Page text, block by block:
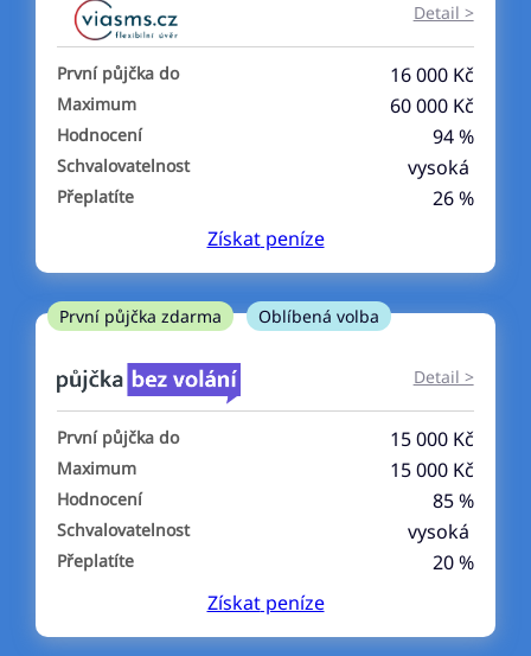
První půjčka zdarma
–
ano
ne
ano
ne
V exekuci
ano
ne
Po insolvenci
ano
V hotovosti
Detail >
První půjčka do 16 000 Kč
Maximum 60 000 Kč
Hodnocení 94 %
Schvalovatelnost vysoká
Přeplatíte
26 %
Získatpeníze
První půjčka zdarma Oblíbená volba
Detail >
První půjčka do 15 000 Kč
Maximum 15 000 Kč
Hodnocení 85 %
Schvalovatelnost vysoká
Přeplatíte
20 %
Získatpeníze